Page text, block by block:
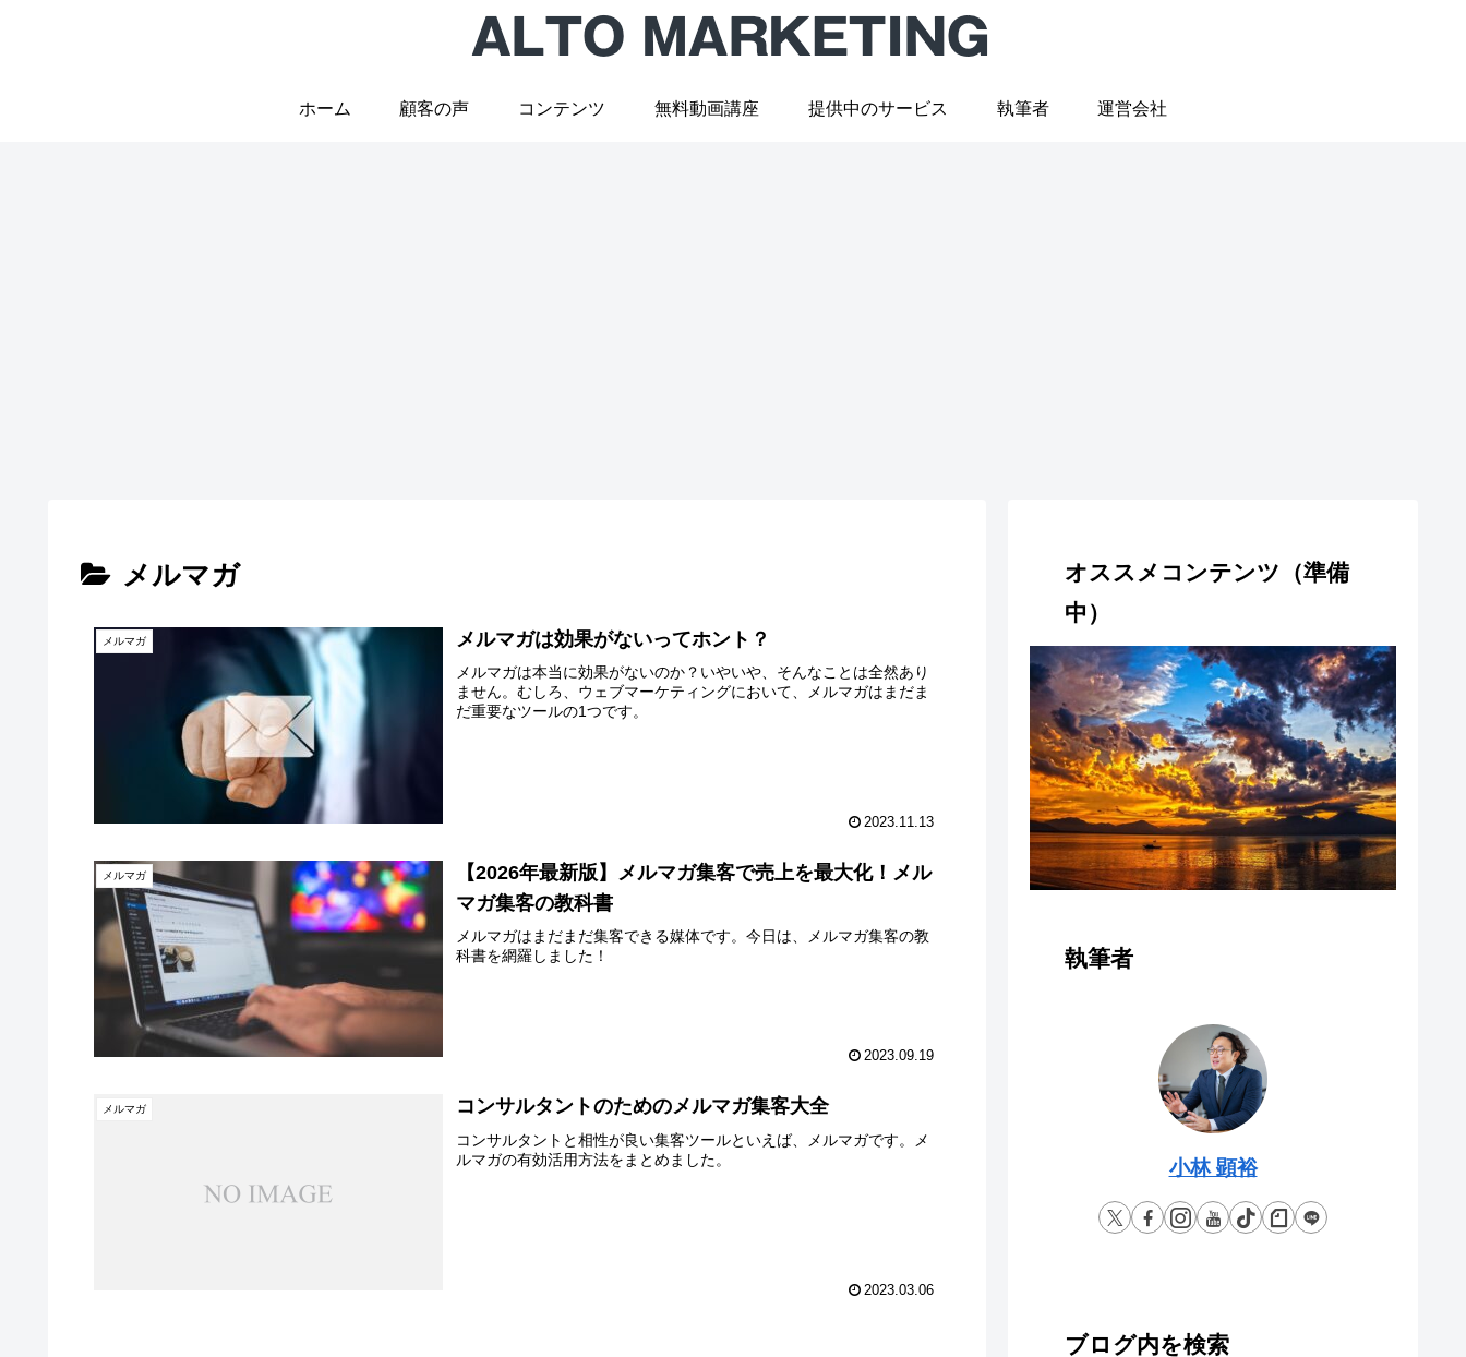
ホーム 顧客の声 コンテンツ 無料動画講座 提供中のサービス 執筆者 運営会社
メルマガ
メルマガ メルマガは効果がないってホント？
メルマガは本当に効果がないのか？いやいや、そんなことは全然あり
ません。むしろ、ウェブマーケティングにおいて、メルマガはまだま
だ重要なツールの1つです。
2023.11.13
メルマガ
【2026年最新版】メルマガ集客で売上を最大化！メル
マガ集客の教科書
メルマガはまだまだ集客できる媒体です。今日は、メルマガ集客の教
科書を網羅しました！
2023.09.19
メルマガ コンサルタントのためのメルマガ集客大全
コンサルタントと相性が良い集客ツールといえば、メルマガです。メ
ルマガの有効活用方法をまとめました。
2023.03.06
オススメコンテンツ（準備
中）
執筆者
小林 顕裕
ブログ内を検索